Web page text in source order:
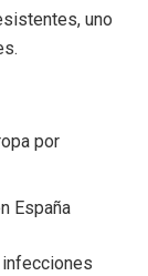
uno
por
España